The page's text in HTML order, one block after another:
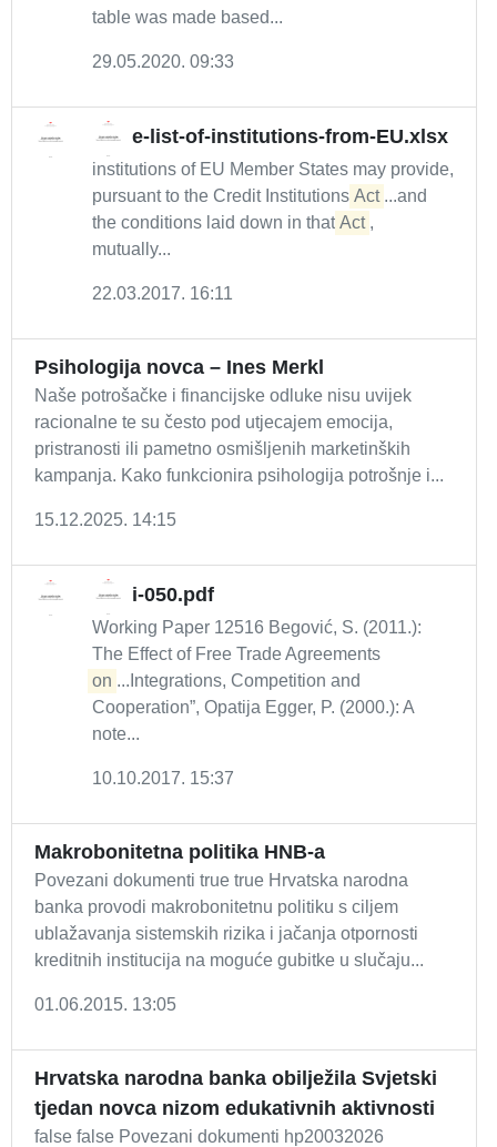
table was made based...
29.05.2020. 09:33
e-list-of-institutions-from-EU.xlsx
institutions of EU Member States may provide,
pursuant to the Credit Institutions Act ...and
the conditions laid down in that Act ,
mutually...
22.03.2017. 16:11
Psihologija novca – Ines Merkl
Naše potrošačke i financijske odluke nisu uvijek
racionalne te su često pod utjecajem emocija,
pristranosti ili pametno osmišljenih marketinških
kampanja. Kako funkcionira psihologija potrošnje i...
15.12.2025. 14:15
i-050.pdf
Working Paper 12516 Begović, S. (2011.):
The Effect of Free Trade Agreements
on ...Integrations, Competition and
Cooperation”, Opatija Egger, P. (2000.): A
note...
10.10.2017. 15:37
Makrobonitetna politika HNB-a
Povezani dokumenti true true Hrvatska narodna
banka provodi makrobonitetnu politiku s ciljem
ublažavanja sistemskih rizika i jačanja otpornosti
kreditnih institucija na moguće gubitke u slučaju...
01.06.2015. 13:05
Hrvatska narodna banka obilježila Svjetski
tjedan novca nizom edukativnih aktivnosti
false false Povezani dokumenti hp20032026